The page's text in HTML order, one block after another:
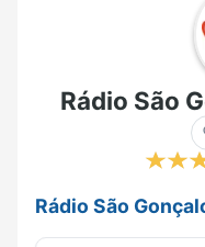
Rádio São
Rádio São